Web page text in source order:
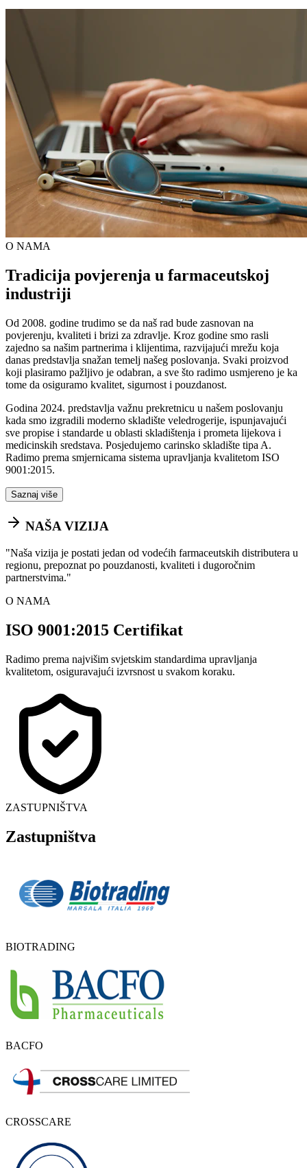
O NAMA
Tradicija povjerenja u farmaceutskoj
industriji
Od 2008. godine trudimo se da naš rad bude zasnovan na
povjerenju, kvaliteti i brizi za zdravlje. Kroz godine smo rasli
zajedno sa našim partnerima i klijentima, razvijajući mrežu koja
danas predstavlja snažan temelj našeg poslovanja. Svaki proizvod
koji plasiramo pažljivo je odabran, a sve što radimo usmjereno je ka
tome da osiguramo kvalitet, sigurnost i pouzdanost.
Godina 2024. predstavlja važnu prekretnicu u našem poslovanju
kada smo izgradili moderno skladište veledrogerije, ispunjavajući
sve propise i standarde u oblasti skladištenja i prometa lijekova i
medicinskih sredstava. Posjedujemo carinsko skladište tipa A.
Radimo prema smjernicama sistema upravljanja kvalitetom ISO
9001:2015.
Saznaj više
NAŠA VIZIJA
"Naša vizija je postati jedan od vodećih farmaceutskih distributera u
regionu, prepoznat po pouzdanosti, kvaliteti i dugoročnim
partnerstvima."
O NAMA
ISO 9001:2015 Certifikat
Radimo prema najvišim svjetskim standardima upravljanja
kvalitetom, osiguravajući izvrsnost u svakom koraku.
ZASTUPNIŠTVA
Zastupništva
BIOTRADING
BACFO
CROSSCARE